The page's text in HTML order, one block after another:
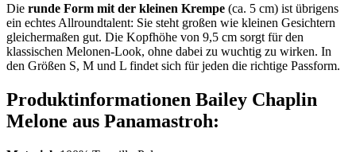
Die runde Form mit der kleinen Krempe (ca. 5 cm) ist übrigens
ein echtes Allroundtalent: Sie steht großen wie kleinen Gesichtern
gleichermaßen gut. Die Kopfhöhe von 9,5 cm sorgt für den
klassischen Melonen-Look, ohne dabei zu wuchtig zu wirken. In
den Größen S, M und L findet sich für jeden die richtige Passform.
Produktinformationen Bailey Chaplin
Melone aus Panamastroh: